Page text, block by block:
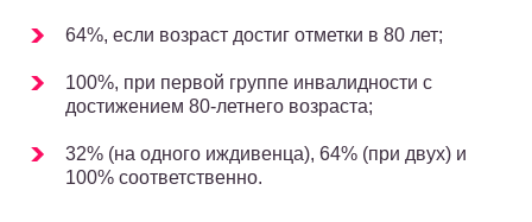
64%, если возраст достиг отметки в 80 лет;
100%, при первой группе инвалидности с
достижением 80-летнего возраста;
32% (на одного иждивенца), 64% (при двух) и
100% соответственно.